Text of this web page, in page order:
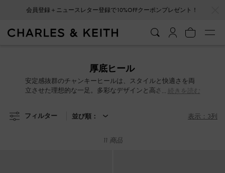
会員登録＋ニュースレター登録で10%OFFクーポンプレゼント！
会員登録＋ニュースレター登録で10%OFFクーポンプレゼント！
厚底ヒール
安定感抜群のチャンキーヒールは、スタイルと快適さを両
立させた理想的な一足。多彩なデザインと高さから、あな
つかります。
続きを読む
フィルター 並び順： 表示：3列
11 商品